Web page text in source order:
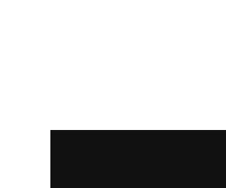
incappati in una giornata
questa squadra avesse il
vecchi. Dobbiamo avere